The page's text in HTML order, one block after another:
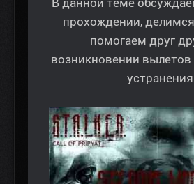
прохождении,
помогаем друг
возникновении вылетов